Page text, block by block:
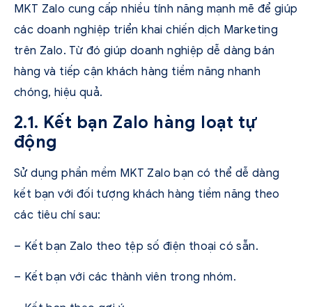
MKT Zalo cung cấp nhiều tính năng mạnh mẽ để giúp
các doanh nghiệp triển khai chiến dịch Marketing
trên Zalo. Từ đó giúp doanh nghiệp dễ dàng bán
hàng và tiếp cận khách hàng tiềm năng nhanh
chóng, hiệu quả.
2.1. Kết bạn Zalo hàng loạt tự
động
Sử dụng phần mềm MKT Zalo bạn có thể dễ dàng
kết bạn với đối tượng khách hàng tiềm năng theo
các tiêu chí sau:
– Kết bạn Zalo theo tệp số điện thoại có sẵn.
– Kết bạn với các thành viên trong nhóm.